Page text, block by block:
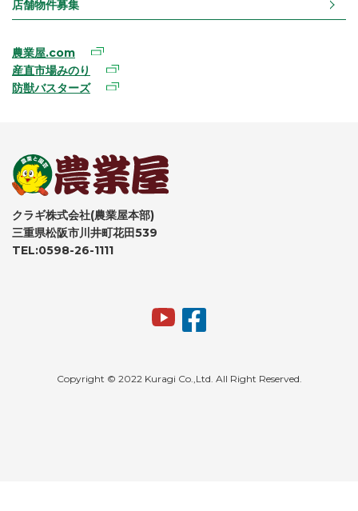
店舗物件募集
農業屋.com
産直市場みのり
防獣バスターズ
クラギ株式会社(農業屋本部)
三重県松阪市川井町花田539
TEL:0598-26-1111
Copyright © 2022 Kuragi Co.,Ltd. All Right Reserved.